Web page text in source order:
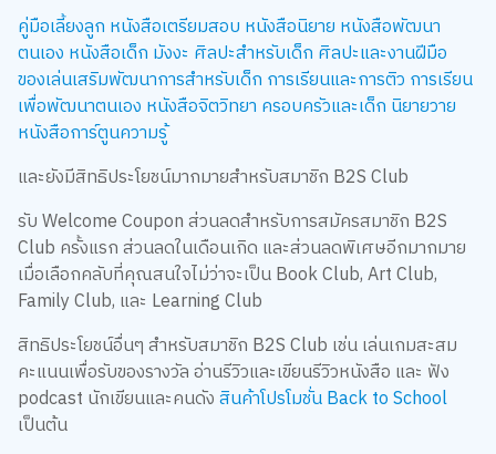
คู่มือเลี้ยงลูก หนังสือเตรียมสอบ หนังสือนิยาย หนังสือพัฒนา
ตนเอง หนังสือเด็ก มังงะ ศิลปะสำหรับเด็ก ศิลปะและงานฝีมือ
ของเล่นเสริมพัฒนาการสำหรับเด็ก การเรียนและการติว การเรียน
เพื่อพัฒนาตนเอง หนังสือจิตวิทยา ครอบครัวและเด็ก นิยายวาย
หนังสือการ์ตูนความรู้
และยังมีสิทธิประโยชน์มากมายสำหรับสมาชิก B2S Club
รับ Welcome Coupon ส่วนลดสำหรับการสมัครสมาชิก B2S
Club ครั้งแรก ส่วนลดในเดือนเกิด และส่วนลดพิเศษอีกมากมาย
เมื่อเลือกคลับที่คุณสนใจไม่ว่าจะเป็น Book Club, Art Club,
Family Club, และ Learning Club
สิทธิประโยชน์อื่นๆ สำหรับสมาชิก B2S Club เช่น เล่นเกมสะสม
คะแนนเพื่อรับของรางวัล อ่านรีวิวและเขียนรีวิวหนังสือ และ ฟัง
podcast นักเขียนและคนดังสินค้าโปรโมชั่น Back to School
เป็นต้น